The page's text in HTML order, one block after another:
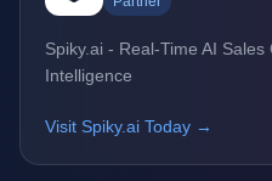
Spiky.ai - Real-Time AI
Intelligence
Visit Spiky.ai Today →